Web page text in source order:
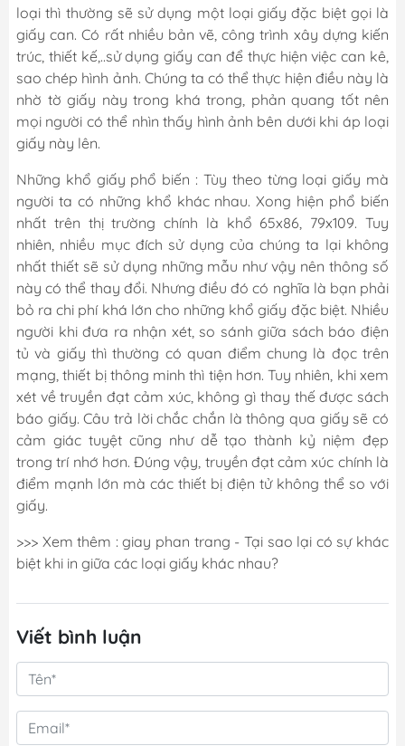
loại thì thường sẽ sử dụng một loại giấy đặc biệt gọi là
giấy can. Có rất nhiều bản vẽ, công trình xây dựng kiến
trúc, thiết kế,..sử dụng giấy can để thực hiện việc can kê,
sao chép hình ảnh. Chúng ta có thể thực hiện điều này là
nhờ tờ giấy này trong khá trong, phản quang tốt nên
mọi người có thể nhìn thấy hình ảnh bên dưới khi áp loại
giấy này lên.
Những khổ giấy phổ biến : Tùy theo từng loại giấy mà
người ta có những khổ khác nhau. Xong hiện phổ biến
nhất trên thị trường chính là khổ 65x86, 79x109. Tuy
nhiên, nhiều mục đích sử dụng của chúng ta lại không
nhất thiết sẽ sử dụng những mẫu như vậy nên thông số
này có thể thay đổi. Nhưng điều đó có nghĩa là bạn phải
bỏ ra chi phí khá lớn cho những khổ giấy đặc biệt. Nhiều
người khi đưa ra nhận xét, so sánh giữa sách báo điện
tủ và giấy thì thường có quan điểm chung là đọc trên
mạng, thiết bị thông minh thì tiện hơn. Tuy nhiên, khi xem
xét về truyền đạt cảm xúc, không gì thay thế được sách
báo giấy. Câu trả lời chắc chắn là thông qua giấy sẽ có
cảm giác tuyệt cũng như dễ tạo thành kỷ niệm đẹp
trong trí nhớ hơn. Đúng vậy, truyền đạt cảm xúc chính là
điểm mạnh lớn mà các thiết bị điện tử không thể so với
giấy.
>>> Xem thêm :giay phan trang - Tại sao lại có sự khác
biệt khi in giữa các loại giấy khác nhau?
Viết bình luận